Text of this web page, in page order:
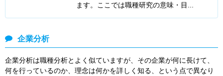
ます。ここでは職種研究の意味・目...
企業分析
企業分析は職種分析とよく似ていますが、その企業が何に長けて、
何を行っているのか、理念は何かを詳しく知る、という点で異なり